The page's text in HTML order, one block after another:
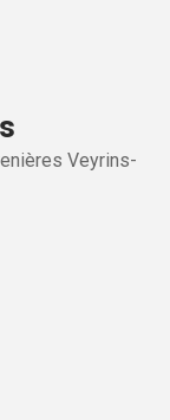
Veyrins-